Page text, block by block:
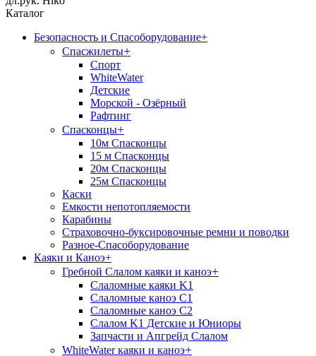
Каталог
Безопасность и Спасоборудование+
Спасжилеты+
Спорт
WhiteWater
Детские
Морской - Озёрный
Рафтинг
Спасконцы+
10м Спасконцы
15 м Спасконцы
20м Спасконцы
25м Спасконцы
Каски
Емкости непотопляемости
Карабины
Страховочно-буксировочные ремни и поводки
Разное-Спасоборудование
Каяки и Каноэ+
Гребной Слалом каяки и каноэ+
Слаломные каяки K1
Слаломные каноэ С1
Слаломные каноэ С2
Слалом K1 Детские и Юниоры
Запчасти и Апгрейд Слалом
WhiteWater каяки и каноэ+